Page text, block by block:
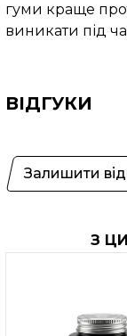
гуми краще
виникати під
ВІДГУКИ
Залишити
З